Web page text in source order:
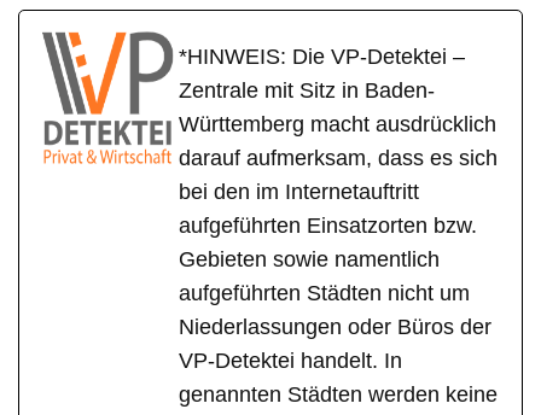
*HINWEIS: Die VP-Detektei –
Zentrale mit Sitz in Baden-
Württemberg macht ausdrücklich
darauf aufmerksam, dass es sich
bei den im Internetauftritt
aufgeführten Einsatzorten bzw.
Gebieten sowie namentlich
aufgeführten Städten nicht um
Niederlassungen oder Büros der
VP-Detektei handelt. In
genannten Städten werden keine